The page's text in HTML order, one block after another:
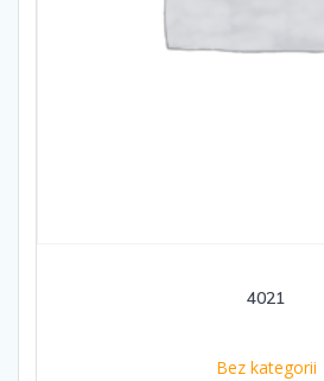
4021
Bez kategorii